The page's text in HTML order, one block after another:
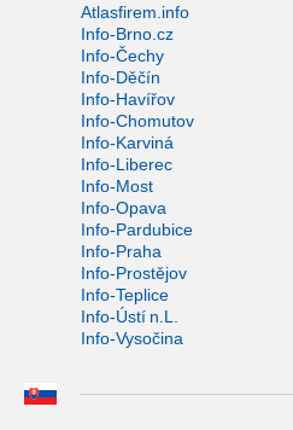
Atlasfirem.info
Info-Brno.cz
Info-Čechy
Info-Děčín
Info-Havířov
Info-Chomutov
Info-Karviná
Info-Liberec
Info-Most
Info-Opava
Info-Pardubice
Info-Praha
Info-Prostějov
Info-Teplice
Info-Ústí n.L.
Info-Vysočina